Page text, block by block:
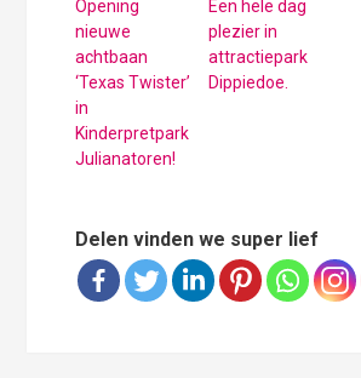
Opening
nieuwe
achtbaan
‘Texas Twister’
in
Kinderpretpark
Julianatoren!
Een hele dag
plezier in
attractiepark
Dippiedoe.
Delen vinden we super lief